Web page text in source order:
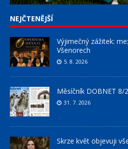
NEJČTENĚJŠÍ
Výjimečný zážitek:
Všenorech
5. 8. 2026
Měsíčník DOBNET 8/
31. 7. 2026
Skrze květ objevuji